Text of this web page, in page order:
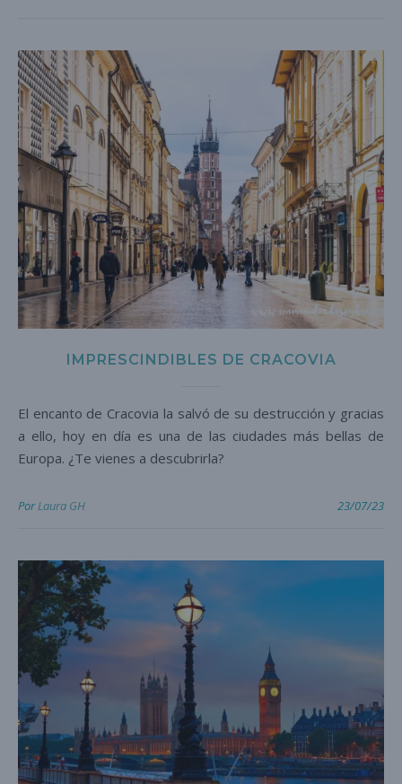
IMPRESCINDIBLES DE CRACOVIA
El encanto de Cracovia la salvó de su destrucción y gracias
a ello, hoy en día es una de las ciudades más bellas de
Europa. ¿Te vienes a descubrirla?
PorLaura GH 23/07/23